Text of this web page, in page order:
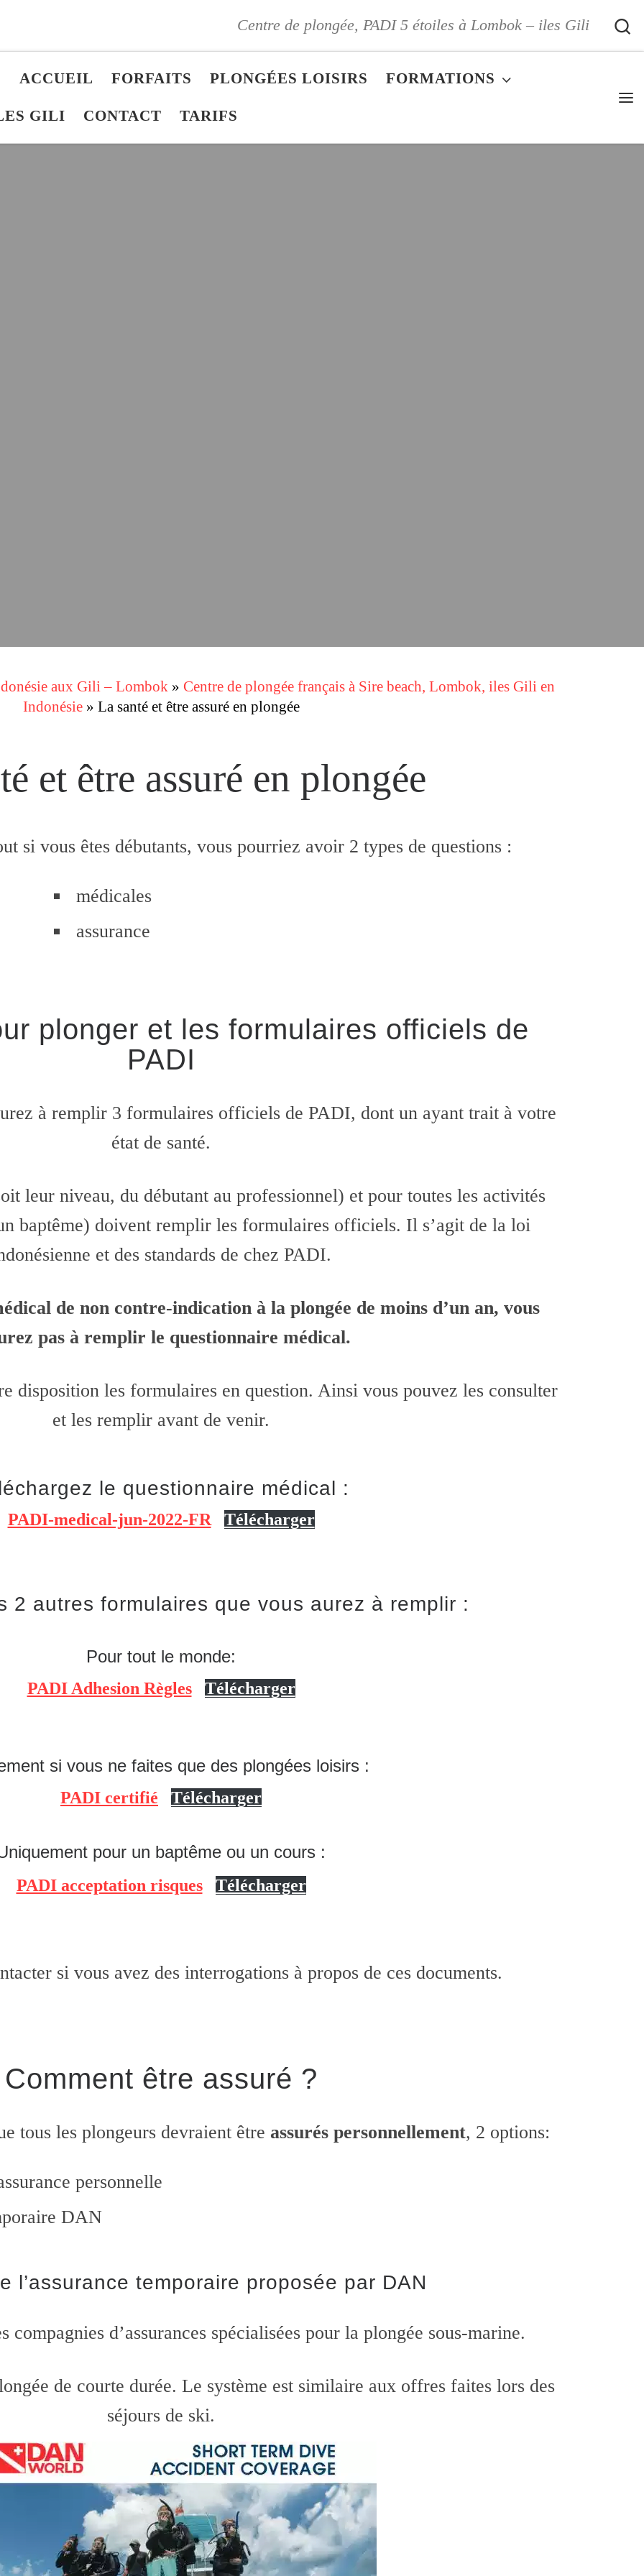
Centre de plongée, PADI 5 étoiles à Lombok – iles Gili
ACCUEIL FORFAITS PLONGÉES LOISIRS FORMATIONS
GILI CONTACT TARIFS
aux Gili – Lombok » Centre de plongée français à Sire beach, Lombok, iles Gili en
Indonésie » La santé et être assuré en plongée
et être assuré en plongée
si vous êtes débutants, vous pourriez avoir 2 types de questions :
médicales
assurance
plonger et les formulaires officiels de
PADI
à remplir 3 formulaires officiels de PADI, dont un ayant trait à votre
état de santé.
leur niveau, du débutant au professionnel) et pour toutes les activités
baptême) doivent remplir les formulaires officiels. Il s’agit de la loi
et des standards de chez PADI.
de non contre-indication à la plongée de moins d’un an, vous
pas à remplir le questionnaire médical.
disposition les formulaires en question. Ainsi vous pouvez les consulter
et les remplir avant de venir.
le questionnaire médical :
PADI-medical-jun-2022-FR Télécharger
2 autres formulaires que vous aurez à remplir :
Pour tout le monde:
PADI Adhesion Règles Télécharger
si vous ne faites que des plongées loisirs :
PADI certifié Télécharger
pour un baptême ou un cours :
PADI acceptation risques Télécharger
si vous avez des interrogations à propos de ces documents.
Comment être assuré ?
tous les plongeurs devraient être assurés personnellement, 2 options:
personnelle
DAN
l’assurance temporaire proposée par DAN
compagnies d’assurances spécialisées pour la plongée sous-marine.
de courte durée. Le système est similaire aux offres faites lors des
séjours de ski.